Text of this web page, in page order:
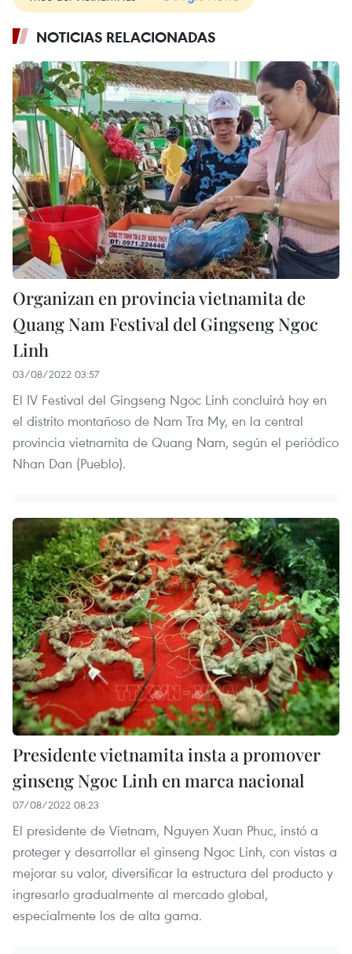
NOTICIAS RELACIONADAS
Organizan en provincia vietnamita de
Quang Nam Festival del Gingseng Ngoc
Linh
03/08/2022 03:57
El IV Festival del Gingseng Ngoc Linh concluirá hoy en
el distrito montañoso de Nam Tra My, en la central
provincia vietnamita de Quang Nam, según el periódico
Nhan Dan (Pueblo).
Presidente vietnamita insta a promover
ginseng Ngoc Linh en marca nacional
07/08/2022 08:23
El presidente de Vietnam, Nguyen Xuan Phuc, instó a
proteger y desarrollar el ginseng Ngoc Linh, con vistas a
mejorar su valor, diversificar la estructura del producto y
ingresarlo gradualmente al mercado global,
especialmente los de alta gama.